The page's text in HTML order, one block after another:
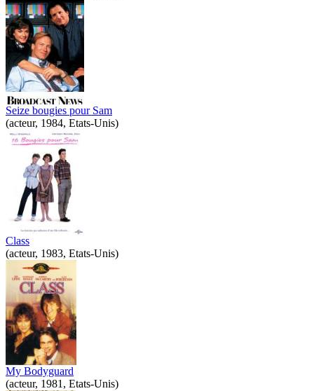
Seize bougies pour Sam
(acteur, 1984, Etats-Unis)
Class
(acteur, 1983, Etats-Unis)
My Bodyguard
(acteur, 1981, Etats-Unis)